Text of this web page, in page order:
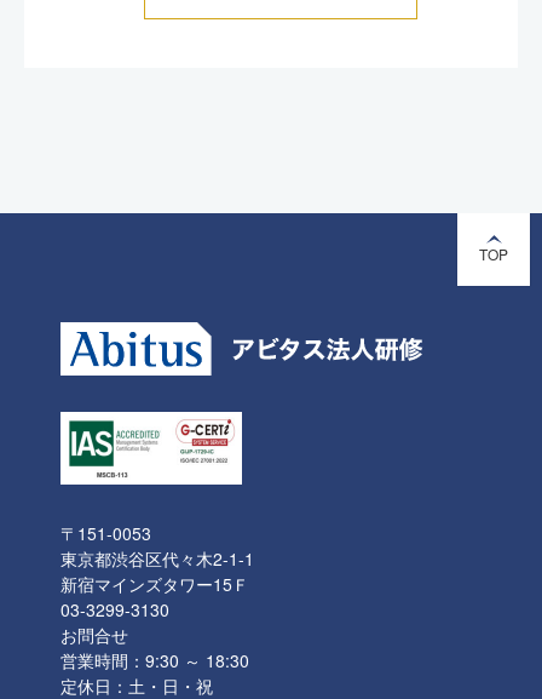
TOP
〒151-0053
東京都渋谷区代々木2-1-1
新宿マインズタワー15Ｆ
03-3299-3130
お問合せ
営業時間：9:30 ～ 18:30
定休日：土・日・祝